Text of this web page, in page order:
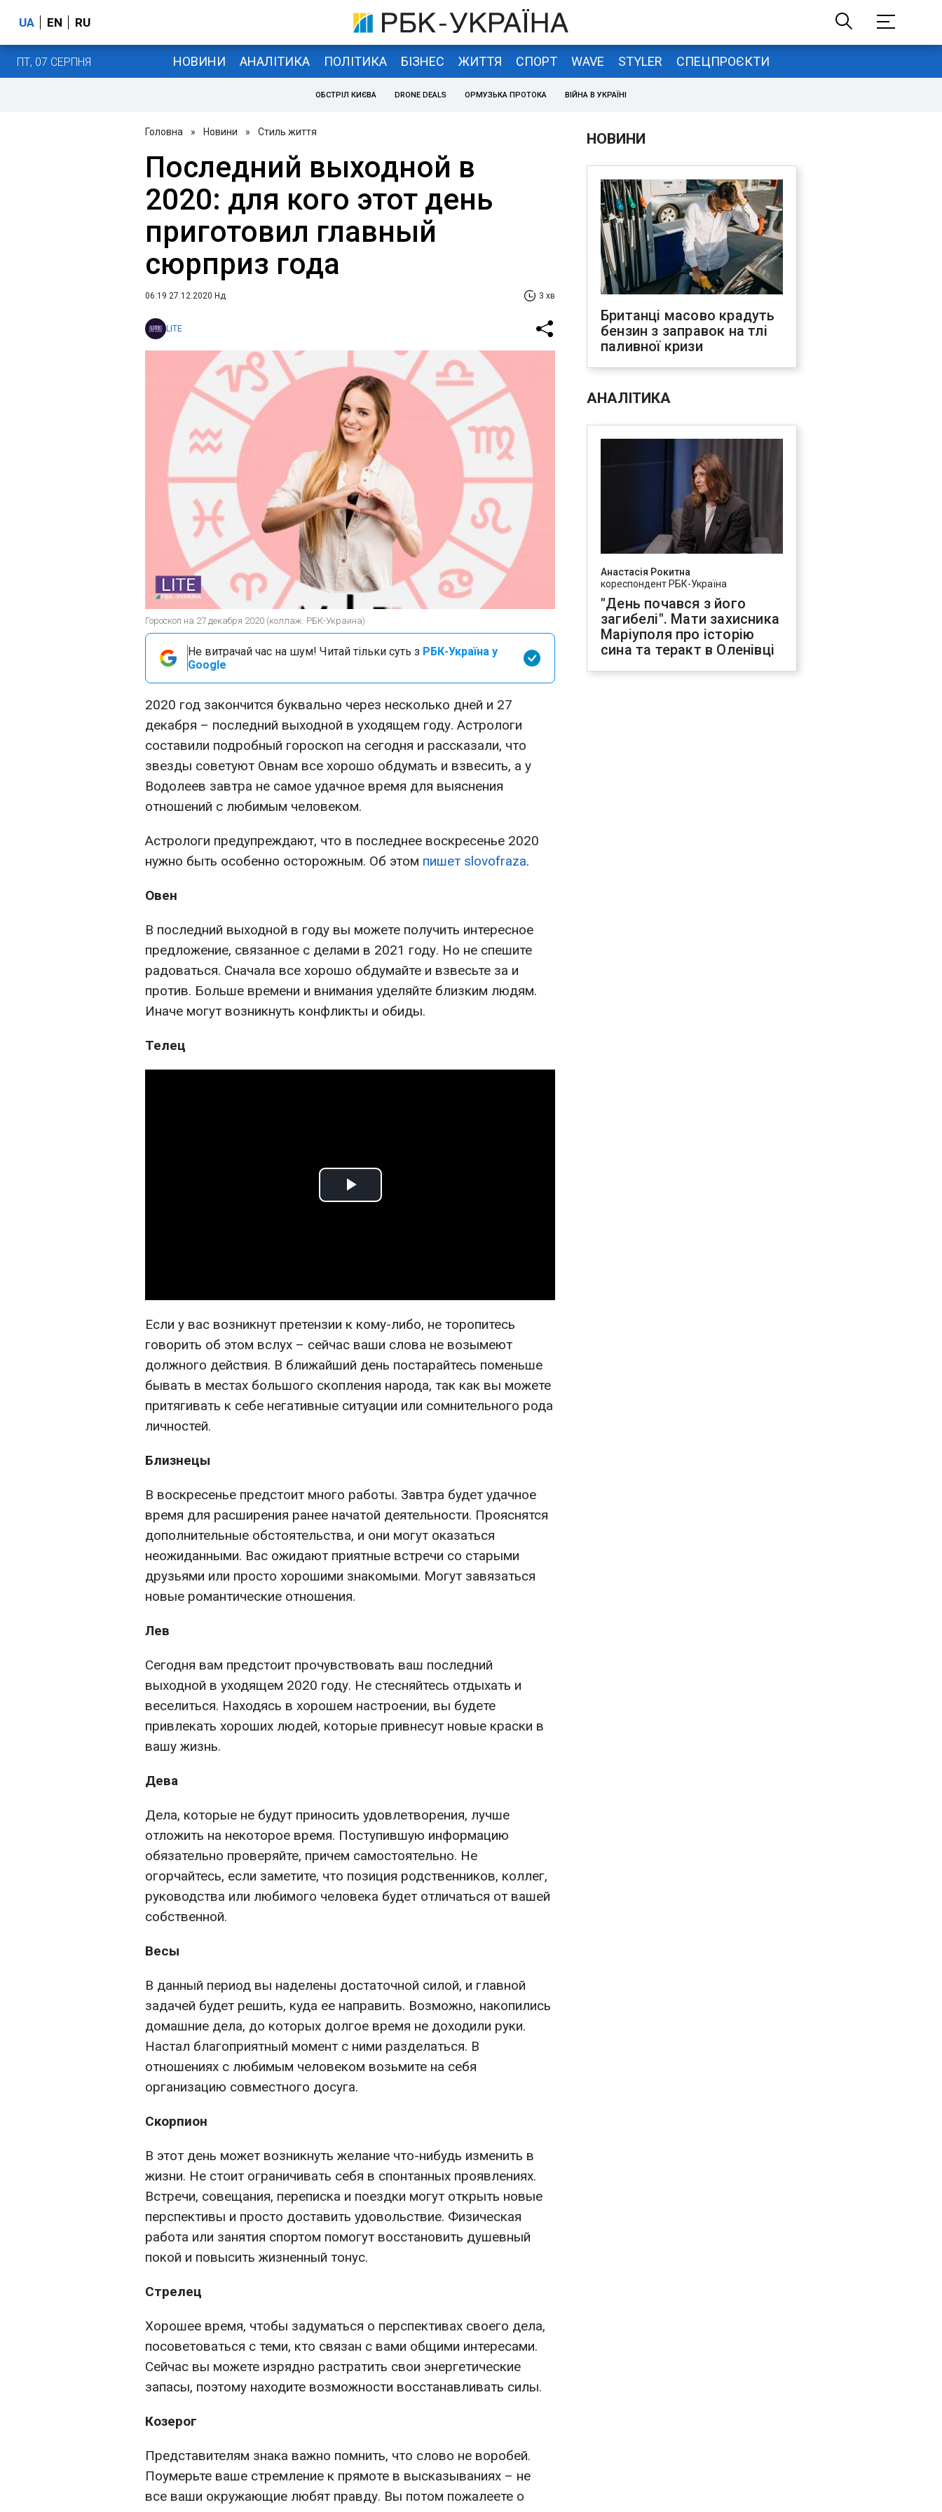
UA EN RU
ПТ, 07 СЕРПНЯ НОВИНИ АНАЛІТИКА ПОЛІТИКА БІЗНЕС ЖИТТЯ СПОРТ WAVE STYLER СПЕЦПРОЄКТИ
ОБСТРІЛ КИЄВА DRONE DEALS ОРМУЗЬКА ПРОТОКА ВІЙНА В УКРАЇНІ
Головна » Новини » Стиль життя
Последний выходной в
2020: для кого этот день
приготовил главный
сюрприз года
06:19 27.12.2020 Нд 3 хв
LITE
Гороскоп на 27 декабря 2020 (коллаж: РБК-Украина)
Не витрачай час на шум! Читай тільки суть з РБК-Україна у
Google
2020 год закончится буквально через несколько дней и 27
декабря – последний выходной в уходящем году. Астрологи
составили подробный гороскоп на сегодня и рассказали, что
звезды советуют Овнам все хорошо обдумать и взвесить, а у
Водолеев завтра не самое удачное время для выяснения
отношений с любимым человеком.
Астрологи предупреждают, что в последнее воскресенье 2020
нужно быть особенно осторожным. Об этом пишет slovofraza.
Овен
В последний выходной в году вы можете получить интересное
предложение, связанное с делами в 2021 году. Но не спешите
радоваться. Сначала все хорошо обдумайте и взвесьте за и
против. Больше времени и внимания уделяйте близким людям.
Иначе могут возникнуть конфликты и обиды.
Телец
Play
Если у вас возникнут претензии к кому-либо, не торопитесь
говорить об этом вслух – сейчас ваши слова не возымеют
должного действия. В ближайший день постарайтесь поменьше
бывать в местах большого скопления народа, так как вы можете
притягивать к себе негативные ситуации или сомнительного рода
личностей.
Близнецы
В воскресенье предстоит много работы. Завтра будет удачное
время для расширения ранее начатой деятельности. Прояснятся
дополнительные обстоятельства, и они могут оказаться
неожиданными. Вас ожидают приятные встречи со старыми
друзьями или просто хорошими знакомыми. Могут завязаться
новые романтические отношения.
Лев
Сегодня вам предстоит прочувствовать ваш последний
выходной в уходящем 2020 году. Не стесняйтесь отдыхать и
веселиться. Находясь в хорошем настроении, вы будете
привлекать хороших людей, которые привнесут новые краски в
вашу жизнь.
Дева
Дела, которые не будут приносить удовлетворения, лучше
отложить на некоторое время. Поступившую информацию
обязательно проверяйте, причем самостоятельно. Не
огорчайтесь, если заметите, что позиция родственников, коллег,
руководства или любимого человека будет отличаться от вашей
собственной.
Весы
В данный период вы наделены достаточной силой, и главной
задачей будет решить, куда ее направить. Возможно, накопились
домашние дела, до которых долгое время не доходили руки.
Настал благоприятный момент с ними разделаться. В
отношениях с любимым человеком возьмите на себя
организацию совместного досуга.
Скорпион
В этот день может возникнуть желание что-нибудь изменить в
жизни. Не стоит ограничивать себя в спонтанных проявлениях.
Встречи, совещания, переписка и поездки могут открыть новые
перспективы и просто доставить удовольствие. Физическая
работа или занятия спортом помогут восстановить душевный
покой и повысить жизненный тонус.
Стрелец
Хорошее время, чтобы задуматься о перспективах своего дела,
посоветоваться с теми, кто связан с вами общими интересами.
Сейчас вы можете изрядно растратить свои энергетические
запасы, поэтому находите возможности восстанавливать силы.
Козерог
Представителям знака важно помнить, что слово не воробей.
Поумерьте ваше стремление к прямоте в высказываниях – не
все ваши окружающие любят правду. Вы потом пожалеете о
НОВИНИ
Британці масово крадуть
бензин з заправок на тлі
паливної кризи
АНАЛІТИКА
Анастасія Рокитна
кореспондент РБК-Україна
"День почався з його
загибелі". Мати захисника
Маріуполя про історію
сина та теракт в Оленівці